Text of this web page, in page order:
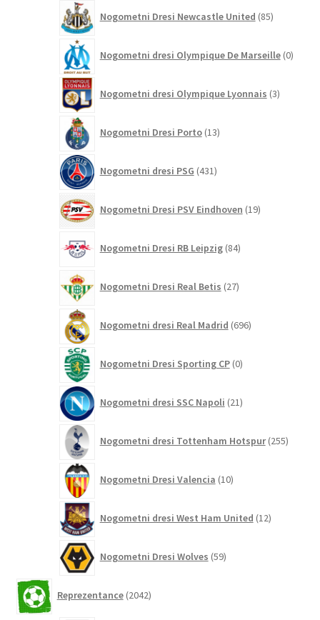
Nogometni Dresi Newcastle United 85izdelkov
Nogometni dresi Olympique De Marseille 0
Nogometni dresi Olympique Lyonnais 3izdelki
Nogometni Dresi Porto 13izdelkov
Nogometni dresi PSG 431izdelkov
Nogometni Dresi PSV Eindhoven 19izdelkov
Nogometni Dresi RB Leipzig 84izdelkov
Nogometni Dresi Real Betis 27izdelkov
Nogometni dresi Real Madrid 696izdelkov
Nogometni Dresi Sporting CP 0izdelkov
Nogometni dresi SSC Napoli 21izdelkov
Nogometni dresi Tottenham Hotspur 255
Nogometni Dresi Valencia 10izdelkov
Nogometni dresi West Ham United 12izdelkov
Nogometni Dresi Wolves 59izdelkov
Reprezentance 2042izdelkov